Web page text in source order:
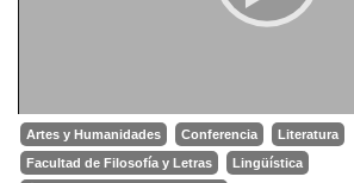
Artes y Humanidades Conferencia
Literatura
Facultad de Filosofía y Letras
Lingüística